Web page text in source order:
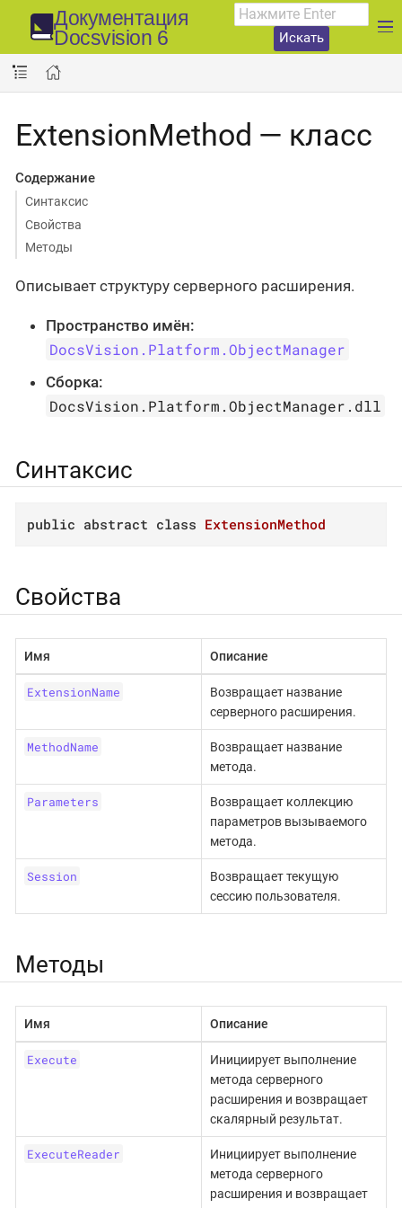
Документация
Docsvision 6
Искать
ExtensionMethod — класс
Содержание
Синтаксис
Свойства
Методы
Описывает структуру серверного расширения.
Пространство имён:
DocsVision.Platform.ObjectManager
Сборка:
DocsVision.Platform.ObjectManager.dll
Синтаксис
public abstract class ExtensionMethod
Свойства
Имя Описание
ExtensionName
Возвращает название
серверного расширения.
MethodName
Возвращает название
метода.
Parameters
Возвращает коллекцию
параметров вызываемого
метода.
Session
Возвращает текущую
сессию пользователя.
Методы
Имя Описание
Execute
Инициирует выполнение
метода серверного
расширения и возвращает
скалярный результат.
ExecuteReader
Инициирует выполнение
метода серверного
расширения и возвращает